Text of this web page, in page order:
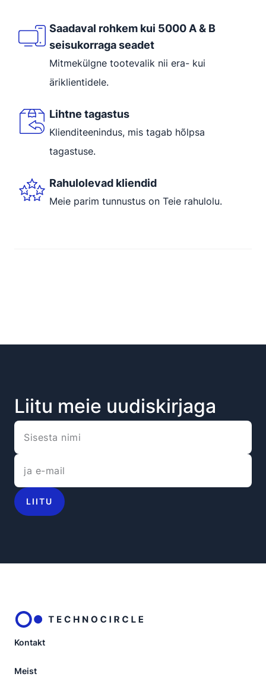
Saadaval rohkem kui 5000 A & B
seisukorraga seadet
Mitmekülgne tootevalik nii era- kui
äriklientidele.
Lihtne tagastus
Klienditeenindus, mis tagab hõlpsa
tagastuse.
Rahulolevad kliendid
Meie parim tunnustus on Teie rahulolu.
Liitu meie uudiskirjaga
LIITU
Kontakt
Meist